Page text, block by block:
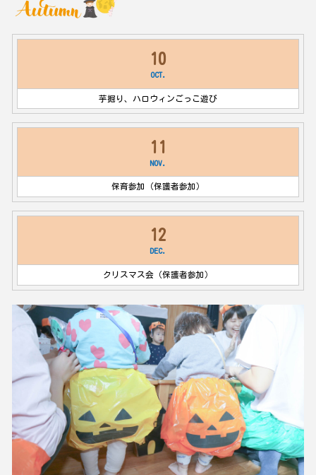
10
OCT.
芋掘り、ハロウィンごっこ遊び
11
NOV.
保育参加（保護者参加）
12
DEC.
クリスマス会（保護者参加）